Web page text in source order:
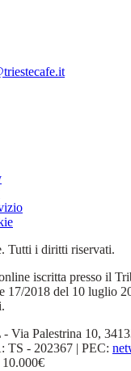
Tutti i diritti riservati.
iscritta presso il
17/2018 del 10 luglio
Via Palestrina 10,
TS - 202367 | PEC: